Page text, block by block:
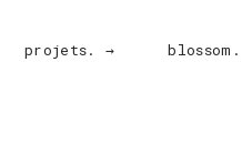
projets. → blossom.